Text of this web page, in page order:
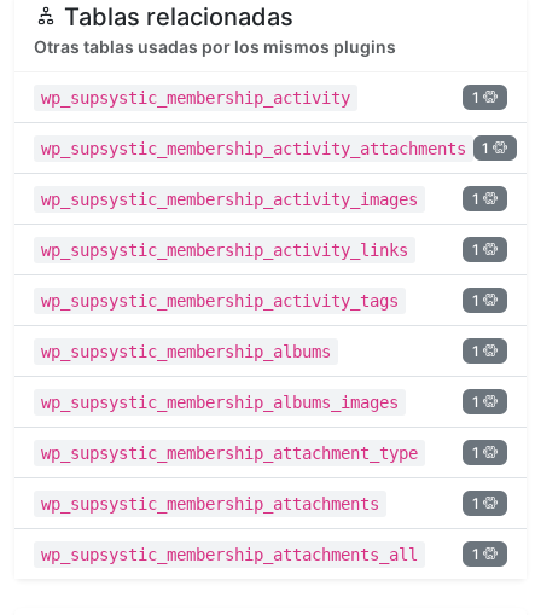
Tablas relacionadas
Otras tablas usadas por los mismos plugins
wp_supsystic_membership_activity 1
wp_supsystic_membership_activity_attachments 1
wp_supsystic_membership_activity_images 1
wp_supsystic_membership_activity_links 1
wp_supsystic_membership_activity_tags 1
wp_supsystic_membership_albums 1
wp_supsystic_membership_albums_images 1
wp_supsystic_membership_attachment_type 1
wp_supsystic_membership_attachments 1
wp_supsystic_membership_attachments_all 1